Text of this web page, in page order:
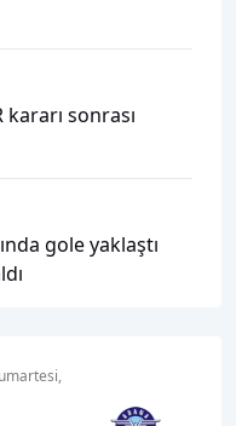
sonrası
gole yaklaştı